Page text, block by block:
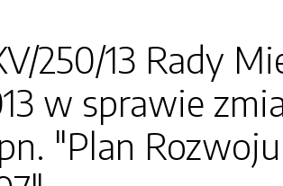
250/13 Rady
w sprawie
"Plan